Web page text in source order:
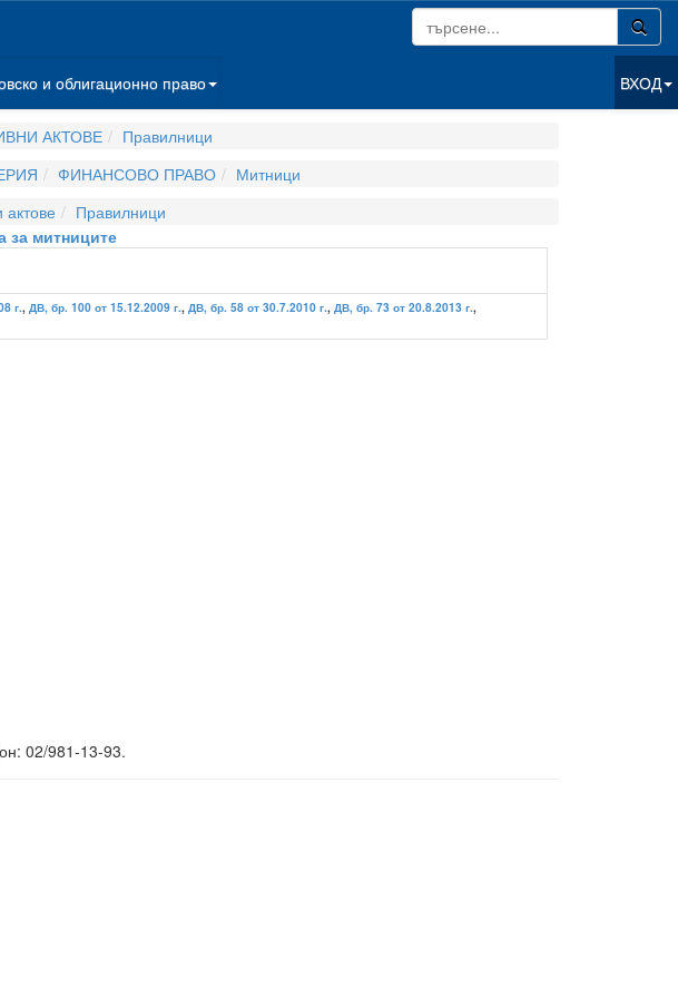
и облигационно право ВХОД
АКТОВЕ
Правилници
ФИНАНСОВО ПРАВО
Митници
Правилници
за митниците
г., ДВ, бр. 100 от 15.12.2009 г., ДВ, бр. 58 от 30.7.2010 г., ДВ, бр. 73 от 20.8.2013 г.,
02/981-13-93.